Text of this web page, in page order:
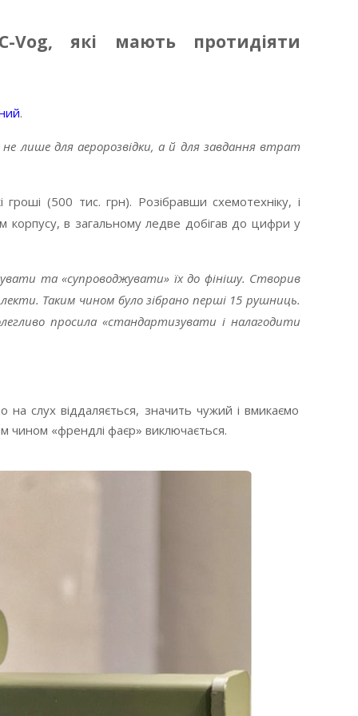
Vog, які мають протидіяти
.
не лише для аеророзвідки, а й для завдання втрат
(500 тис. грн). Розібравши схемотехніку, і
корпусу, в загальному ледве добігав до цифри у
та «супроводжувати» їх до фінішу. Створив
Таким чином було зібрано перші 15 рушниць.
просила «стандартизувати і налагодити
слух віддаляється, значить чужий і вмикаємо
чином «френдлі фаєр» виключається.